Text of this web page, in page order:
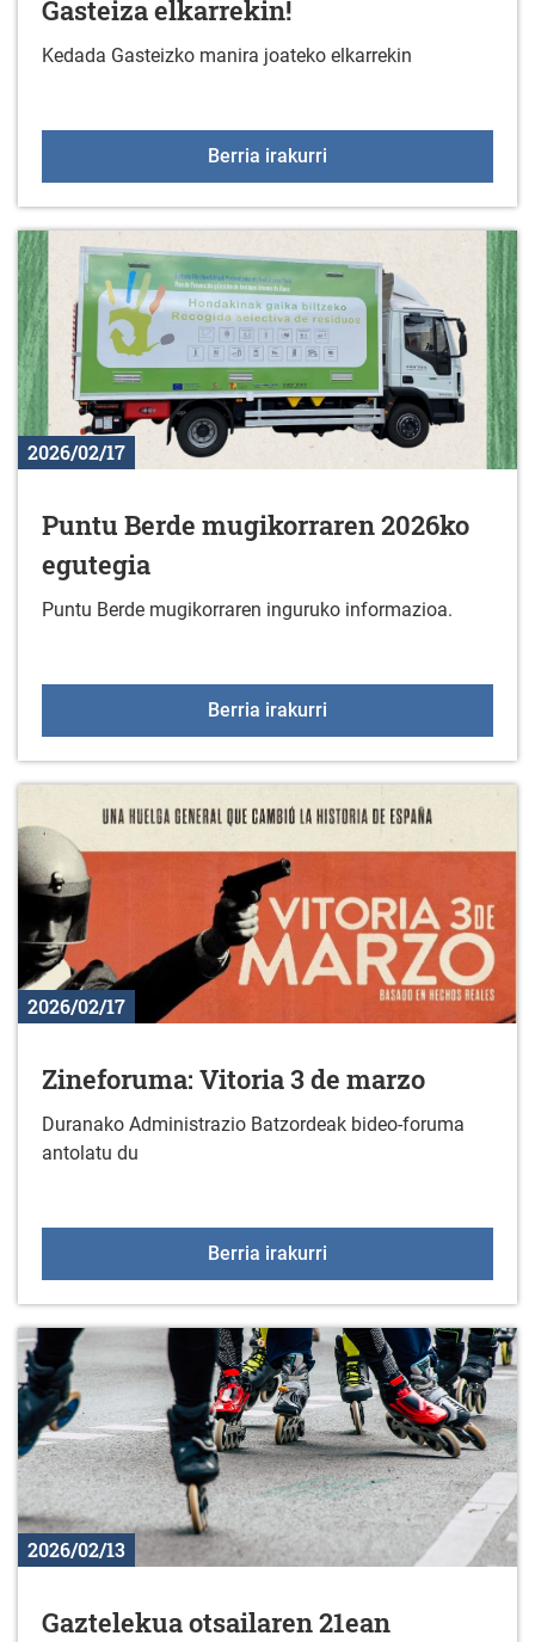
Gasteiza elkarrekin!
Kedada Gasteizko manira joateko elkarrekin
Berria irakurri
2026/02/17
Puntu Berde mugikorraren 2026ko
egutegia
Puntu Berde mugikorraren inguruko informazioa.
Berria irakurri
2026/02/17
Zineforuma: Vitoria 3 de marzo
Duranako Administrazio Batzordeak bideo-foruma
antolatu du
Berria irakurri
2026/02/13
Gaztelekua otsailaren 21ean